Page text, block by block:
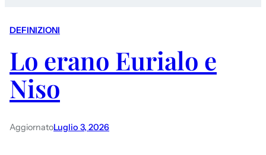
DEFINIZIONI
Lo erano Eurialo e
Niso
AggiornatoLuglio 3, 2026